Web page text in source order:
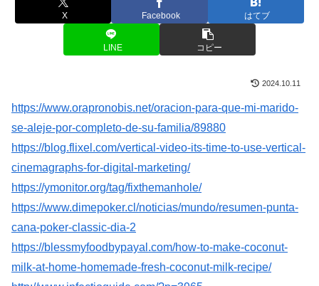
X Facebook はてブ
LINE コピー
2024.10.11
https://www.orapronobis.net/oracion-para-que-mi-marido-
se-aleje-por-completo-de-su-familia/89880
https://blog.flixel.com/vertical-video-its-time-to-use-vertical-
cinemagraphs-for-digital-marketing/
https://ymonitor.org/tag/fixthemanhole/
https://www.dimepoker.cl/noticias/mundo/resumen-punta-
cana-poker-classic-dia-2
https://blessmyfoodbypayal.com/how-to-make-coconut-
milk-at-home-homemade-fresh-coconut-milk-recipe/